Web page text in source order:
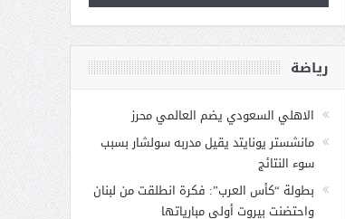
رياضة
الاهلي السعودي يضم العالمي محرز
مانشستر يونايتد يقيل مدربه سولشار بسبب
سوء النتائج
بطولة “كأس العرب”: فكرة انطلقت من لبنان
واحتضنت بيروت أولى مبارياتها